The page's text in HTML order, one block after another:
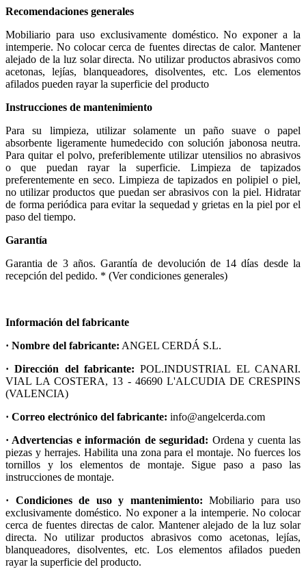
Recomendaciones generales
Mobiliario para uso exclusivamente doméstico. No exponer a la
intemperie. No colocar cerca de fuentes directas de calor. Mantener
alejado de la luz solar directa. No utilizar productos abrasivos como
acetonas, lejías, blanqueadores, disolventes, etc. Los elementos
afilados pueden rayar la superficie del producto
Instrucciones de mantenimiento
Para su limpieza, utilizar solamente un paño suave o papel
absorbente ligeramente humedecido con solución jabonosa neutra.
Para quitar el polvo, preferiblemente utilizar utensilios no abrasivos
o que puedan rayar la superficie. Limpieza de tapizados
preferentemente en seco. Limpieza de tapizados en polipiel o piel,
no utilizar productos que puedan ser abrasivos con la piel. Hidratar
de forma periódica para evitar la sequedad y grietas en la piel por el
paso del tiempo.
Garantía
Garantia de 3 años. Garantía de devolución de 14 días desde la
recepción del pedido. * (Ver condiciones generales)
Información del fabricante
· Nombre del fabricante: ANGEL CERDÁ S.L.
· Dirección del fabricante: POL.INDUSTRIAL EL CANARI.
VIAL LA COSTERA, 13 - 46690 L'ALCUDIA DE CRESPINS
(VALENCIA)
· Correo electrónico del fabricante: info@angelcerda.com
· Advertencias e información de seguridad: Ordena y cuenta las
piezas y herrajes. Habilita una zona para el montaje. No fuerces los
tornillos y los elementos de montaje. Sigue paso a paso las
instrucciones de montaje.
· Condiciones de uso y mantenimiento: Mobiliario para uso
exclusivamente doméstico. No exponer a la intemperie. No colocar
cerca de fuentes directas de calor. Mantener alejado de la luz solar
directa. No utilizar productos abrasivos como acetonas, lejías,
blanqueadores, disolventes, etc. Los elementos afilados pueden
rayar la superficie del producto.